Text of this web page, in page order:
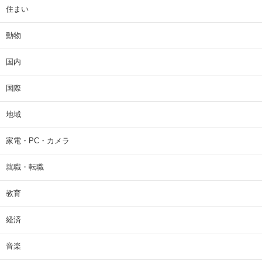
住まい
動物
国内
国際
地域
家電・PC・カメラ
就職・転職
教育
経済
音楽